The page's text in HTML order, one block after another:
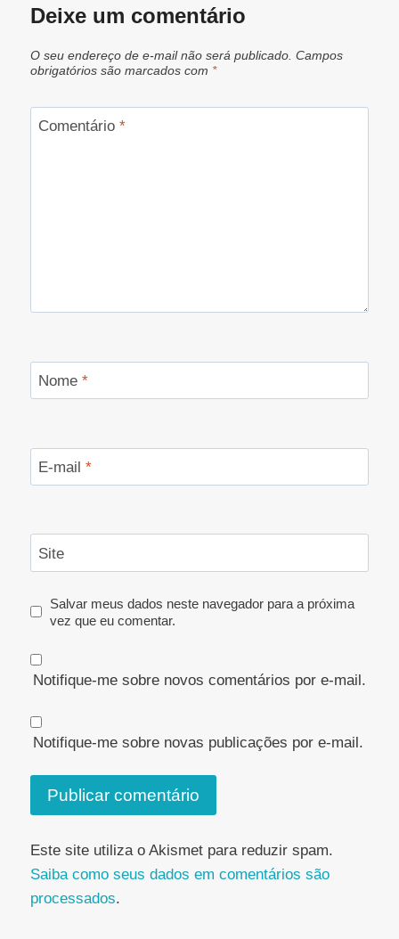
Deixe um comentário
O seu endereço de e-mail não será publicado. Campos
obrigatórios são marcados com *
Comentário *
Nome *
E-mail *
Site
Salvar meus dados neste navegador para a próxima
vez que eu comentar.
Notifique-me sobre novos comentários por e-mail.
Notifique-me sobre novas publicações por e-mail.
Este site utiliza o Akismet para reduzir spam.
Saiba como seus dados em comentários são
processados.